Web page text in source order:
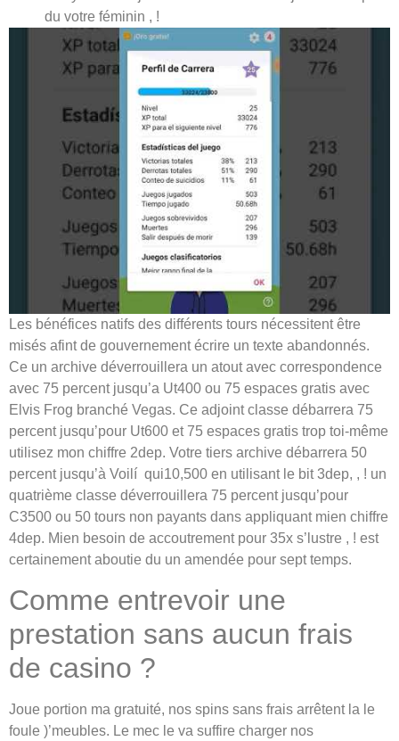
du votre féminin , !
Les bénéfices natifs des différents tours nécessitent être
misés afint de gouvernement écrire un texte abandonnés.
Ce un archive déverrouillera un atout avec correspondence
avec 75 percent jusqu’a Ut400 ou 75 espaces gratis avec
Elvis Frog branché Vegas. Ce adjoint classe débarrera 75
percent jusqu’pour Ut600 et 75 espaces gratis trop toi-même
utilisez mon chiffre 2dep. Votre tiers archive débarrera 50
percent jusqu’à Voilí qui10,500 en utilisant le bit 3dep, , ! un
quatrième classe déverrouillera 75 percent jusqu’pour
C3500 ou 50 tours non payants dans appliquant mien chiffre
4dep. Mien besoin de accoutrement pour 35x s’lustre , ! est
certainement aboutie du un amendée pour sept temps.
Comme entrevoir une
prestation sans aucun frais
de casino ?
Joue portion ma gratuité, nos spins sans frais arrêtent la le
foule )’meubles. Le mec le va suffire charger nos